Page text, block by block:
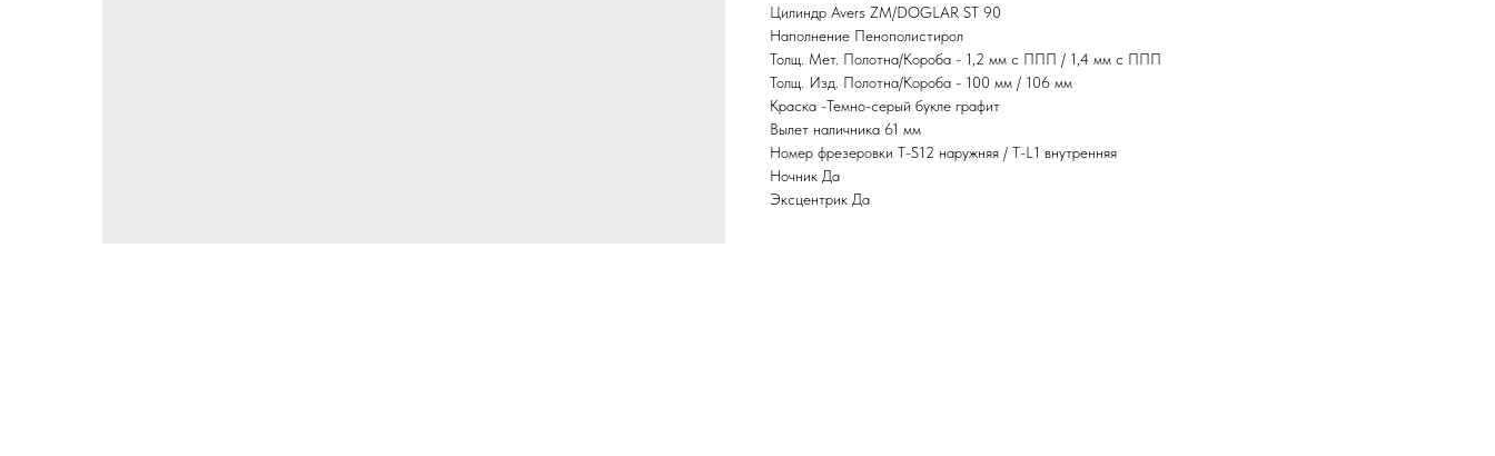
Цилиндр Avers ZM/DOGLAR ST 90
Наполнение Пенополистирол
Толщ. Мет. Полотна/Короба - 1,2 мм с ППП / 1,4 мм с ППП
Толщ. Изд. Полотна/Короба - 100 мм / 106 мм
Краска -Темно-серый букле графит
Вылет наличника 61 мм
Номер фрезеровки Т-S12 наружняя / Т-L1 внутренняя
Ночник Да
Эксцентрик Да